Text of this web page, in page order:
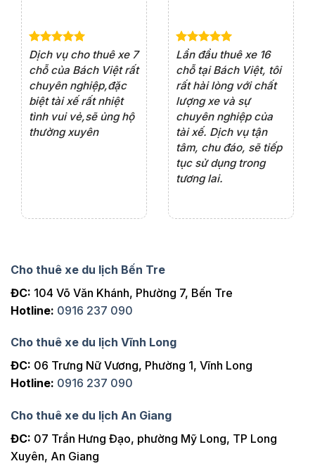
Dịch vụ cho thuê xe 7
chỗ của Bách Việt rất
chuyên nghiệp,đặc
biệt tài xế rất nhiệt
tình vui vẻ,sẽ ủng hộ
thường xuyên
Lần đầu thuê xe 16
chỗ tại Bách Việt, tôi
rất hài lòng với chất
lượng xe và sự
chuyên nghiệp của
tài xế. Dịch vụ tận
tâm, chu đáo, sẽ tiếp
tục sử dụng trong
tương lai.
Cho thuê xe du lịch Bến Tre
ĐC: 104 Võ Văn Khánh, Phường 7, Bến Tre
Hotline: 0916 237 090
Cho thuê xe du lịch Vĩnh Long
ĐC: 06 Trưng Nữ Vương, Phường 1, Vĩnh Long
Hotline: 0916 237 090
Cho thuê xe du lịch An Giang
ĐC: 07 Trần Hưng Đạo, phường Mỹ Long, TP Long
Xuyên, An Giang